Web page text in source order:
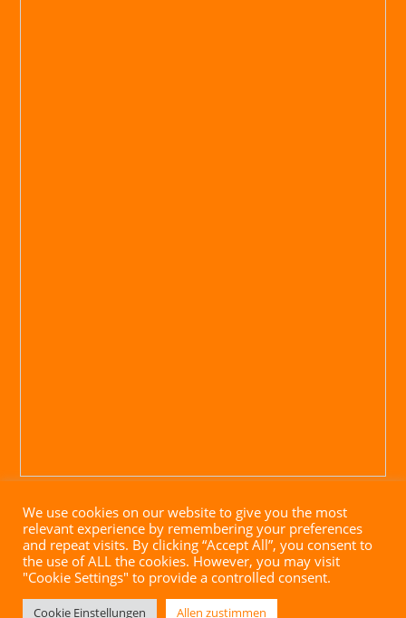
Impressum|Datenschutz|AGB| Website mit ♥ von
We use cookies on our website to give you the most
relevant experience by remembering your preferences
and repeat visits. By clicking “Accept All”, you consent to
the use of ALL the cookies. However, you may visit
"Cookie Settings" to provide a controlled consent.
Cookie Einstellungen Allen zustimmen